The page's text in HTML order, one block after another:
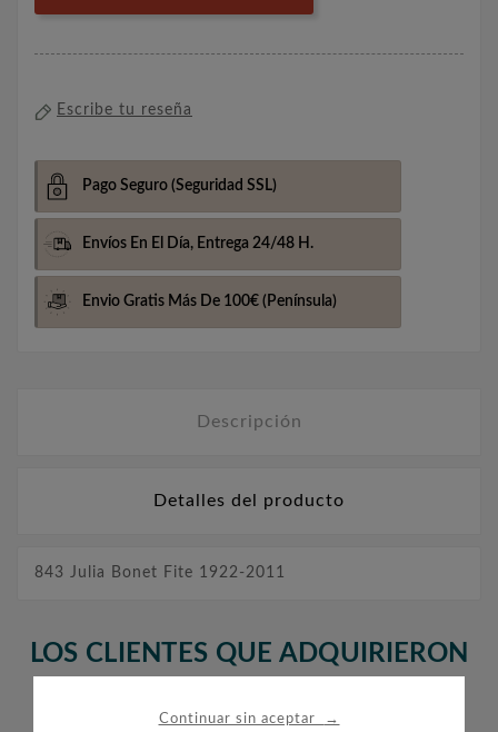
Continuar sin aceptar →
Escribe tu reseña
Pago Seguro (Seguridad SSL)
Envíos En El Día, Entrega 24/48 H.
Envio Gratis Más De 100€ (Península)
Descripción
Detalles del producto
843 Julia Bonet Fite 1922-2011
LOS CLIENTES QUE ADQUIRIERON